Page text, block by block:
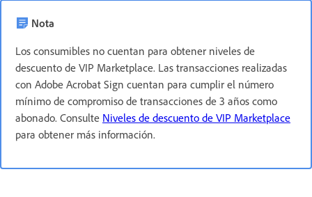
Nota
Los consumibles no cuentan para obtener niveles de
descuento de VIP Marketplace. Las transacciones realizadas
con Adobe Acrobat Sign cuentan para cumplir el número
mínimo de compromiso de transacciones de 3 años como
abonado. Consulte Niveles de descuento de VIP Marketplace
para obtener más información.